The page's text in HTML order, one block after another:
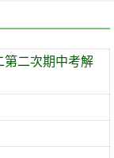
第二次期中考解